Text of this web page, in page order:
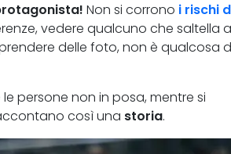
Non si corrono i rischi
vedere qualcuno che saltella a
delle foto, non è qualcosa
persone non in posa, mentre si
così una storia.